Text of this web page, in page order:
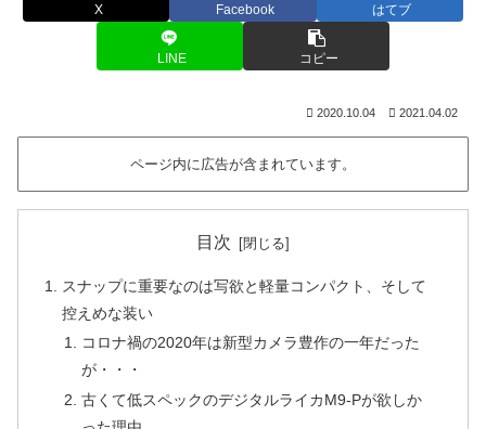
X Facebook はてブ
LINE コピー
2020.10.04 2021.04.02
ページ内に広告が含まれています。
目次
スナップに重要なのは写欲と軽量コンパクト、そして
控えめな装い
コロナ禍の2020年は新型カメラ豊作の一年だった
が・・・
古くて低スペックのデジタルライカM9-Pが欲しか